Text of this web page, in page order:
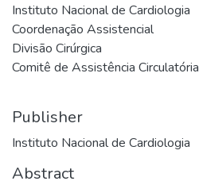
Instituto Nacional de Cardiologia
Coordenação Assistencial
Divisão Cirúrgica
Comitê de Assistência Circulatória
Publisher
Instituto Nacional de Cardiologia
Abstract